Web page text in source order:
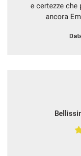
e certezze che
ancora